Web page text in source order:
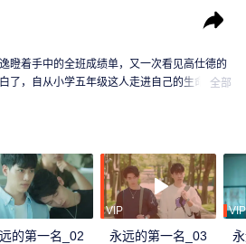
了，自从小学五年级这人走进自己的生命后，
上竟然看见高仕德出现！这次，不仅来不及在
进水裡抽筋差点溺水，周书逸只有三个字…好-
的朋友交往，他更想撞豆腐自杀，果然遇上高
什么时候才肯放过他？
全部
的第一名_02
VIP
永远的第一名_03
VIP